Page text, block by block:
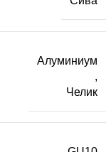
Алуминиум
,
Челик